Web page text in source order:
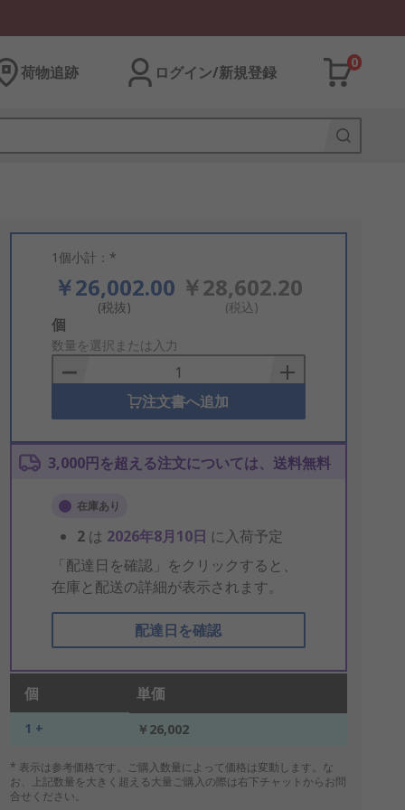
荷物追跡 ログイン/新規登録
0
1個小計：*
￥26,002.00
(税抜)
￥28,602.20
(税込)
Add
to
Basket
個
数量を選択または入力
注文書へ追加
3,000円を超える注文については、送料無料
在庫あり
2 は 2026年8月10日 に入荷予定
「配達日を確認」をクリックすると、
在庫と配送の詳細が表示されます。
配達日を確認
個 単価
1 + ￥26,002
* 表示は参考価格です。ご購入数量によって価格は変動します。な
お、上記数量を大きく超える大量ご購入の際は右下チャットからお問
合せください。